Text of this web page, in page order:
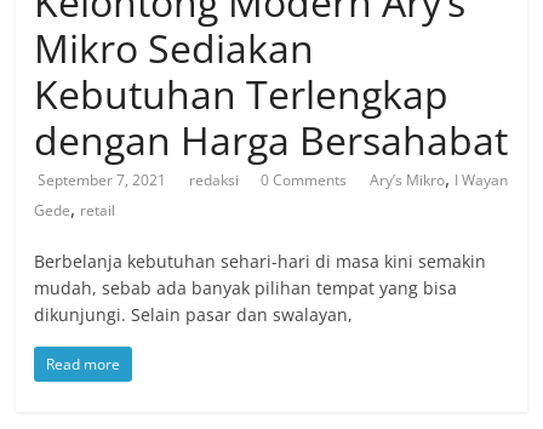
Mikro Sediakan
Kebutuhan Terlengkap
dengan Harga Bersahabat
September 7, 2021 redaksi 0 Comments Ary’s Mikro, I Wayan
Gede, retail
Berbelanja kebutuhan sehari-hari di masa kini semakin
mudah, sebab ada banyak pilihan tempat yang bisa
dikunjungi. Selain pasar dan swalayan,
Read more